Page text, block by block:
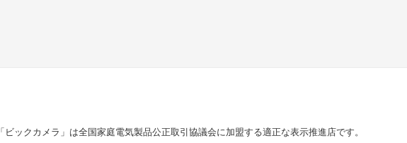
「ビックカメラ」は全国家庭電気製品公正取引協議会に加盟する適正な表示推進店です。